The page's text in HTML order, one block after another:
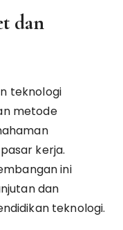
dan
teknologi
metode
kerja.
ini
dan
teknologi.